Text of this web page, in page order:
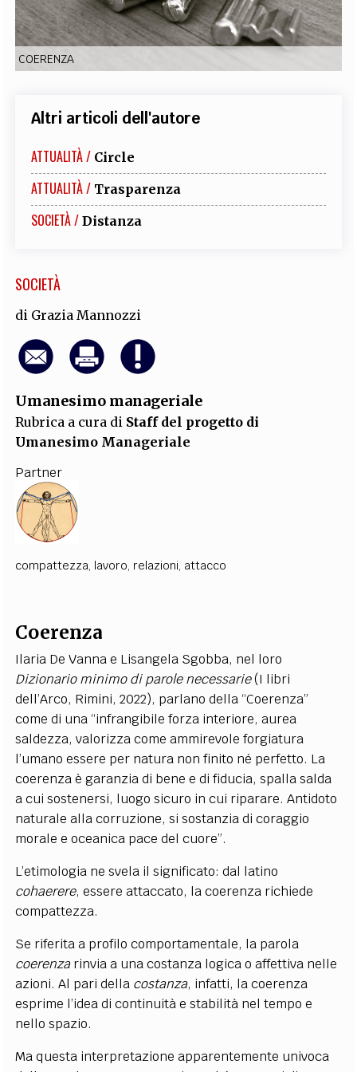
EXTRA
CODICI RUBRICHE LIBRI PROCEEDINGS PUBBLICITÀ CONTATTI
COERENZA
Altri articoli dell'autore
ATTUALITÀ / Circle
ATTUALITÀ / Trasparenza
SOCIETÀ / Distanza
SOCIETÀ
di Grazia Mannozzi
Umanesimo manageriale
Rubrica a cura di Staff del progetto di
Umanesimo Manageriale
Partner
compattezza, lavoro, relazioni, attacco
Coerenza
Ilaria De Vanna e Lisangela Sgobba, nel loro
Dizionario minimo di parole necessarie(I libri
dell’Arco, Rimini, 2022), parlano della “Coerenza”
come di una “infrangibile forza interiore, aurea
saldezza, valorizza come ammirevole forgiatura
l’umano essere per natura non finito né perfetto. La
coerenza è garanzia di bene e di fiducia, spalla salda
a cui sostenersi, luogo sicuro in cui riparare. Antidoto
naturale alla corruzione, si sostanzia di coraggio
morale e oceanica pace del cuore”.
L’etimologia ne svela il significato: dal latino
cohaerere, essere attaccato, la coerenza richiede
compattezza.
Se riferita a profilo comportamentale, la parola
coerenzarinvia a una costanza logica o affettiva nelle
azioni. Al pari della costanza, infatti, la coerenza
esprime l’idea di continuità e stabilità nel tempo e
nello spazio.
Ma questa interpretazione apparentemente univoca